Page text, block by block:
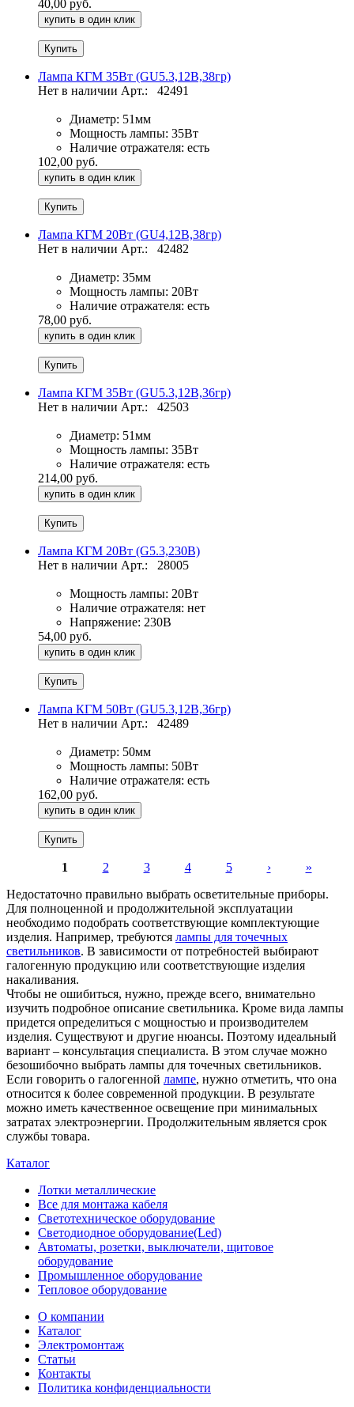
40,00 руб.
купить в один клик
Лампа КГМ 35Вт (GU5.3,12В,38гр)
Нет в наличии Арт.: 42491
Диаметр: 51мм
Мощность лампы: 35Вт
Наличие отражателя: есть
102,00 руб.
купить в один клик
Лампа КГМ 20Вт (GU4,12В,38гр)
Нет в наличии Арт.: 42482
Диаметр: 35мм
Мощность лампы: 20Вт
Наличие отражателя: есть
78,00 руб.
купить в один клик
Лампа КГМ 35Вт (GU5.3,12В,36гр)
Нет в наличии Арт.: 42503
Диаметр: 51мм
Мощность лампы: 35Вт
Наличие отражателя: есть
214,00 руб.
купить в один клик
Лампа КГМ 20Вт (G5.3,230В)
Нет в наличии Арт.: 28005
Мощность лампы: 20Вт
Наличие отражателя: нет
Напряжение: 230В
54,00 руб.
купить в один клик
Лампа КГМ 50Вт (GU5.3,12В,36гр)
Нет в наличии Арт.: 42489
Диаметр: 50мм
Мощность лампы: 50Вт
Наличие отражателя: есть
162,00 руб.
купить в один клик
Страницы
1 2 3 4 5 ›
»
Недостаточно правильно выбрать осветительные приборы.
Для полноценной и продолжительной эксплуатации
необходимо подобрать соответствующие комплектующие
изделия. Например, требуются лампы для точечных
светильников. В зависимости от потребностей выбирают
галогенную продукцию или соответствующие изделия
накаливания.
Чтобы не ошибиться, нужно, прежде всего, внимательно
изучить подробное описание светильника. Кроме вида лампы
придется определиться с мощностью и производителем
изделия. Существуют и другие нюансы. Поэтому идеальный
вариант – консультация специалиста. В этом случае можно
безошибочно выбрать лампы для точечных светильников.
Если говорить о галогенной лампе, нужно отметить, что она
относится к более современной продукции. В результате
можно иметь качественное освещение при минимальных
затратах электроэнергии. Продолжительным является срок
службы товара.
Каталог
Лотки металлические
Все для монтажа кабеля
Светотехническое оборудование
Светодиодное оборудование(Led)
Автоматы, розетки, выключатели, щитовое
оборудование
Промышленное оборудование
Тепловое оборудование
О компании
Каталог
Электромонтаж
Статьи
Контакты
Политика конфиденциальности